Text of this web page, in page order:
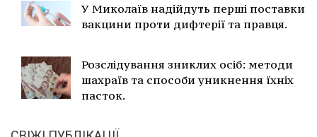
У Миколаїв надійдуть перші поставки
вакцини проти дифтерії та правця.
Розслідування зниклих осіб: методи
шахраїв та способи уникнення їхніх
пасток.